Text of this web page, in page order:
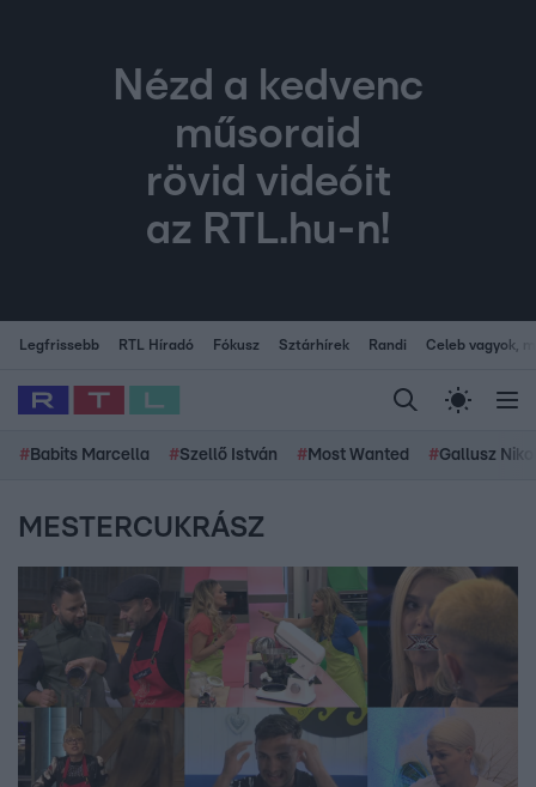
Nézd a kedvenc
műsoraid
rövid videóit
az RTL.hu-n!
Legfrissebb RTL Híradó Fókusz Sztárhírek Randi Celeb vagyok,
# Babits Marcella #Szellő István # Most Wanted #Gallusz
MESTERCUKRÁSZ